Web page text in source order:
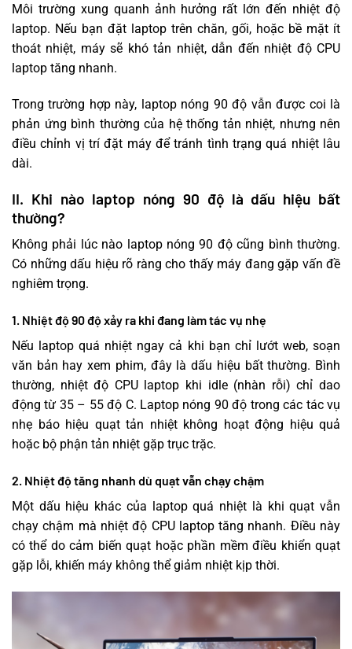
Môi trường xung quanh ảnh hưởng rất lớn đến nhiệt độ
laptop. Nếu bạn đặt laptop trên chăn, gối, hoặc bề mặt ít
thoát nhiệt, máy sẽ khó tản nhiệt, dẫn đến nhiệt độ CPU
laptop tăng nhanh.
Trong trường hợp này, laptop nóng 90 độ vẫn được coi là
phản ứng bình thường của hệ thống tản nhiệt, nhưng nên
điều chỉnh vị trí đặt máy để tránh tình trạng quá nhiệt lâu
dài.
II. Khi nào laptop nóng 90 độ là dấu hiệu bất
thường?
Không phải lúc nào laptop nóng 90 độ cũng bình thường.
Có những dấu hiệu rõ ràng cho thấy máy đang gặp vấn đề
nghiêm trọng.
1. Nhiệt độ 90 độ xảy ra khi đang làm tác vụ nhẹ
Nếu laptop quá nhiệt ngay cả khi bạn chỉ lướt web, soạn
văn bản hay xem phim, đây là dấu hiệu bất thường. Bình
thường, nhiệt độ CPU laptop khi idle (nhàn rỗi) chỉ dao
động từ 35 – 55 độ C. Laptop nóng 90 độ trong các tác vụ
nhẹ báo hiệu quạt tản nhiệt không hoạt động hiệu quả
hoặc bộ phận tản nhiệt gặp trục trặc.
2. Nhiệt độ tăng nhanh dù quạt vẫn chạy chậm
Một dấu hiệu khác của laptop quá nhiệt là khi quạt vẫn
chạy chậm mà nhiệt độ CPU laptop tăng nhanh. Điều này
có thể do cảm biến quạt hoặc phần mềm điều khiển quạt
gặp lỗi, khiến máy không thể giảm nhiệt kịp thời.